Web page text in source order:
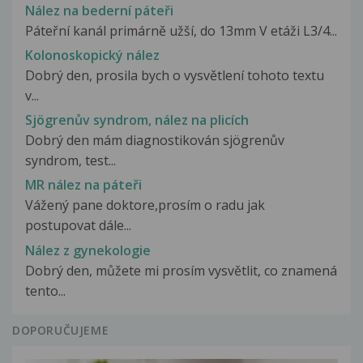
Nález na bederní páteři
Páteřní kanál primárně užší, do 13mm V etáži L3/4...
Kolonoskopický nález
Dobrý den, prosila bych o vysvětlení tohoto textu
v...
Sjögrenův syndrom, nález na plicích
Dobrý den mám diagnostikován sjögrenův
syndrom, test...
MR nález na páteři
Vážený pane doktore,prosím o radu jak
postupovat dále...
Nález z gynekologie
Dobrý den, můžete mi prosím vysvětlit, co znamená
tento...
DOPORUČUJEME